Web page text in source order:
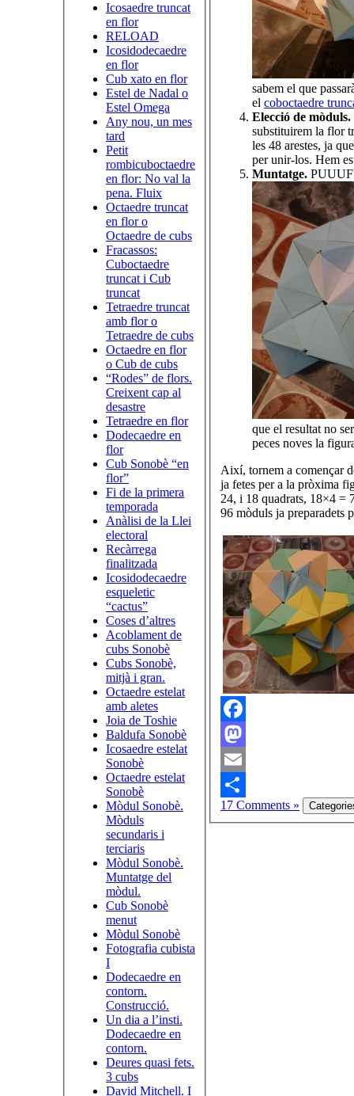
Icosaedre truncat
en flor
RELOAD
Icosidodecaedre
en flor
Cub xato en flor
Estel de Nadal o
Estel Omega
Any nou, un mes
tard
Petit
rombicuboctaedre
en flor: No val la
pena. Fluix
Octaedre truncat
en flor o
Octaedre de cubs
Fracassos:
Cuboctaedre
truncat i Cub
truncat
Tetraedre truncat
amb flor o
Tetraedre de cubs
Octaedre en flor
o Cub de cubs
“Rodes” de flors.
Creixent cap al
desastre
Tetraedre en flor
Dodecaedre en
flor
Cub Sonobè “en
flor”
Fi de la primera
temporada
Anàlisi de la Llei
electoral
Recàrrega
finalitzada
Icosidodecaedre
esqueletic
“cactus”
Coses d’altres
Acoblament de
cubs Sonobè
Cubs Sonobè,
mitjà i gran.
Octaedre estelat
amb aletes
Joia de Toshie
Baldufa Sonobè
Icosaedre estelat
Sonobè
Octaedre estelat
Sonobè
Mòdul Sonobè.
Mòduls
secundaris i
terciaris
Mòdul Sonobè.
Muntatge del
mòdul.
Cub Sonobè
menut
Mòdul Sonobè
Fotografia cubista
I
Dodecaedre en
contorn.
Construcció.
Un dia a l’insti.
Dodecaedre en
contorn.
Deures quasi fets.
3 cubs
David Mitchell. I
sabem el que
el coboctaedre
Elecció de mòduls.
substituirem la flor
les 48 arestes, ja
per unir-los. Hem
Muntatge.
que el resultat no
peces noves la
Així, tornem a començar
ja fetes per a la pròxima
24, i 18 quadrats, 18×4 =
96 mòduls ja preparadets
Facebook
Mastodon
Email
Share
17 Comments »